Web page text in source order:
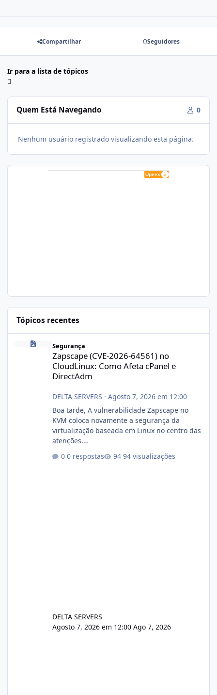
Compartilhar Seguidores
Ir para a lista de tópicos
Quem Está Navegando 0
Nenhum usuário registrado visualizando esta página.
Tópicos recentes
Zapscape (CVE-2026-64561) no CloudLinux: Como Afeta cPanel
Segurança
Zapscape (CVE-2026-64561) no
CloudLinux: Como Afeta cPanel e
DirectAdm
DELTA SERVERS · Agosto 7, 2026 em 12:00
Boa tarde, A vulnerabilidade Zapscape no
KVM coloca novamente a segurança da
virtualização baseada em Linux no centro das
atenções.
xjx23zz5f Criamos uma breve explicação:
0 respostas 94 visualizações
DELTA SERVERS
Agosto 7, 2026 em 12:00 Ago 7, 2026